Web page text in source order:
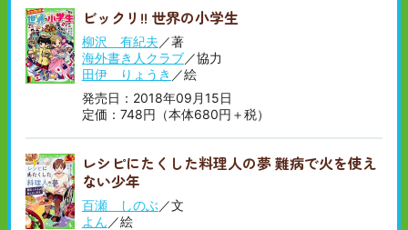
ビックリ!! 世界の小学生
柳沢 有紀夫 ／著
海外書き人クラブ／協力
田伊 りょうき ／絵
発売日：2018年09月15日
定価：748円（本体680円＋税）
レシピにたくした料理人の夢 難病で火を使え
ない少年
百瀬 しのぶ ／文
よん ／絵